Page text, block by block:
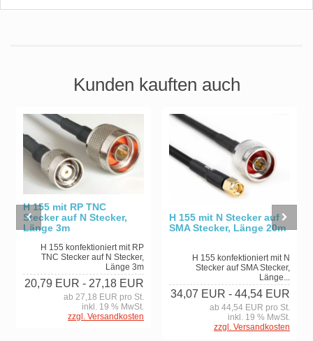
Kunden kauften auch
H 155 mit RP TNC
Stecker auf N Stecker,
Länge 3m
H 155 konfektioniert mit RP
TNC Stecker auf N Stecker,
Länge 3m
20,79 EUR - 27,18 EUR
ab 27,18 EUR pro St.
inkl. 19 % MwSt.
zzgl. Versandkosten
H 155 mit N Stecker auf
SMA Stecker, Länge 20m
H 155 konfektioniert mit N
Stecker auf SMA Stecker,
Länge...
34,07 EUR - 44,54 EUR
ab 44,54 EUR pro St.
inkl. 19 % MwSt.
zzgl. Versandkosten